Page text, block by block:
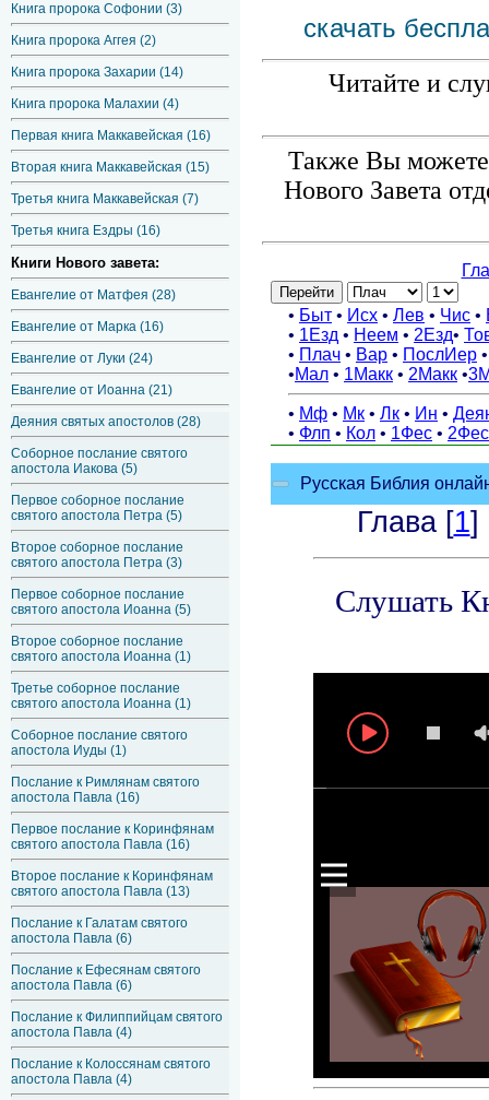
Книга пророка Софонии (3)
Книга пророка Аггея (2)
Книга пророка Захарии (14)
Книга пророка Малахии (4)
Первая книга Маккавейская (16)
Вторая книга Маккавейская (15)
Третья книга Маккавейская (7)
Третья книга Ездры (16)
Книги Нового завета:
Евангелие от Матфея (28)
Евангелие от Марка (16)
Евангелие от Луки (24)
Евангелие от Иоанна (21)
Деяния святых апостолов (28)
Соборное послание святого
апостола Иакова (5)
Первое соборное послание
святого апостола Петра (5)
Второе соборное послание
святого апостола Петра (3)
Первое соборное послание
святого апостола Иоанна (5)
Второе соборное послание
святого апостола Иоанна (1)
Третье соборное послание
святого апостола Иоанна (1)
Соборное послание святого
апостола Иуды (1)
Послание к Римлянам святого
апостола Павла (16)
Первое послание к Коринфянам
святого апостола Павла (16)
Второе послание к Коринфянам
святого апостола Павла (13)
Послание к Галатам святого
апостола Павла (6)
Послание к Ефесянам святого
апостола Павла (6)
Послание к Филиппийцам святого
апостола Павла (4)
Послание к Колоссянам святого
апостола Павла (4)
скачать
Читайте и
Также Вы можете
Нового Завета